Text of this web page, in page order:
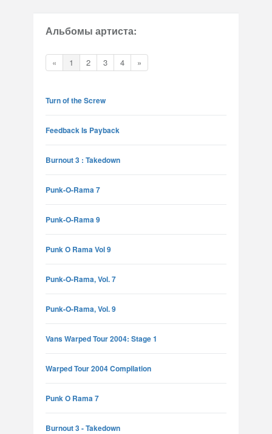
Альбомы артиста:
« 1 2 3 4 »
Turn of the Screw
Feedback Is Payback
Burnout 3 : Takedown
Punk-O-Rama 7
Punk-O-Rama 9
Punk O Rama Vol 9
Punk-O-Rama, Vol. 7
Punk-O-Rama, Vol. 9
Vans Warped Tour 2004: Stage 1
Warped Tour 2004 Compilation
Punk O Rama 7
Burnout 3 - Takedown